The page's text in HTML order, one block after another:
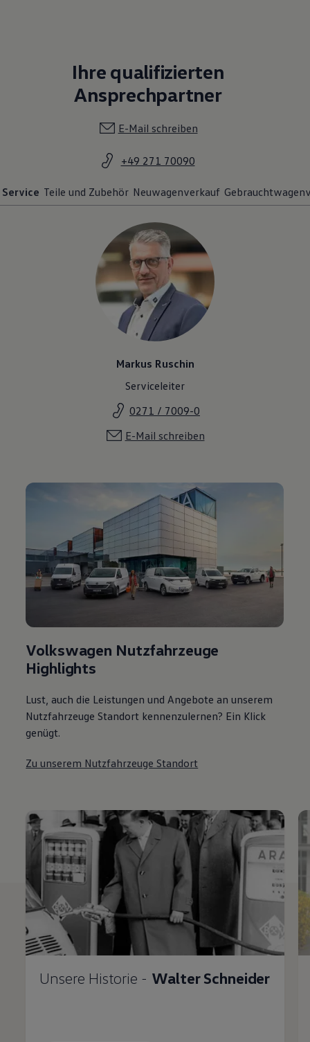
Ihre qualifizierten
Ansprechpartner
E-Mail schreiben
+49 271 70090
Service Teile und Zubehör Neuwagenverkauf
Markus Ruschin
Serviceleiter
0271 / 7009-0
E-Mail schreiben
Volkswagen Nutzfahrzeuge
Highlights
Lust, auch die Leistungen und Angebote an unserem
Nutzfahrzeuge Standort kennenzulernen? Ein Klick
genügt.
Zu unserem Nutzfahrzeuge Standort
Unsere Historie - Walter Schneider